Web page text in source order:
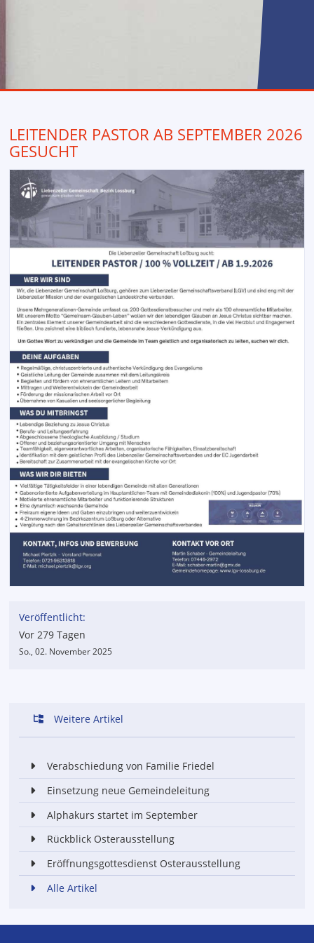
Anfahrt
LEITENDER PASTOR AB SEPTEMBER 2026
GESUCHT
Veröffentlicht:
Vor 279 Tagen
So., 02. November 2025
Weitere Artikel
Verabschiedung von Familie Friedel
Einsetzung neue Gemeindeleitung
Alphakurs startet im September
Rückblick Osterausstellung
Eröffnungsgottesdienst Osterausstellung
Alle Artikel